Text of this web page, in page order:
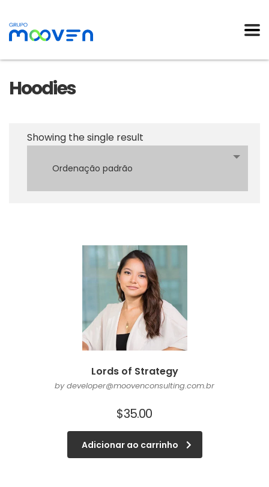
Hoodies
Showing the single result
Ordenação padrão
Lords of Strategy
by developer@moovenconsulting.com.br
$35.00
Adicionar ao carrinho